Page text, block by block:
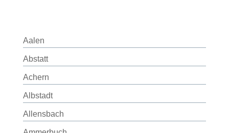
Aalen
Abstatt
Achern
Albstadt
Allensbach